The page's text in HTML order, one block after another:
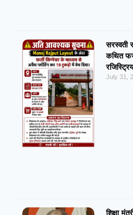
सरस्वती
कथित
July 31,
शिक्षा